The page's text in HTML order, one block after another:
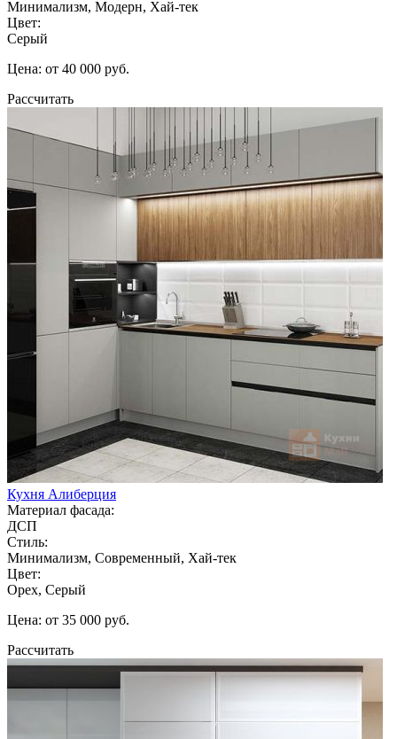
Минимализм, Модерн, Хай-тек
Цвет:
Серый
Цена: от 40 000 руб.
Рассчитать
Кухня Алиберция
Материал фасада:
ДСП
Стиль:
Минимализм, Современный, Хай-тек
Цвет:
Орех, Серый
Цена: от 35 000 руб.
Рассчитать